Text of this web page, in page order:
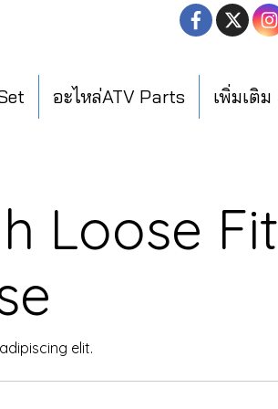
อะไหล่ATV Parts เพิ่มเติม
Loose Fit
elit.